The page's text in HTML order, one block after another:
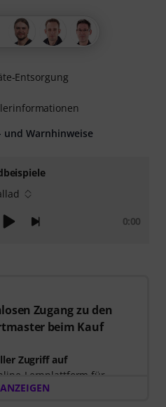
0:00
Zugang zu den
beim Kauf
Zugriff auf
Lernplattform für
und die Entwicklung
Entsorgung
und Warnhinweise